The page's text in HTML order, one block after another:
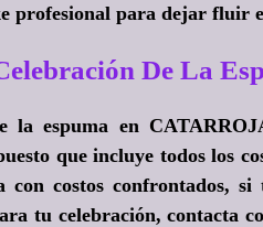
profesional para dejar fluir
De La
espuma en
que incluye todos los
costos confrontados,
tu celebración, contacta